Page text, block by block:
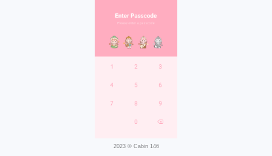
2023 © Cabin 146